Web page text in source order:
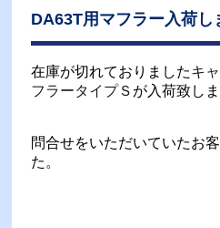
DA63T用マフラー入荷し
在庫が切れておりましたキ
フラータイプＳ が入荷致しま
問合せをいただいていたお
た。